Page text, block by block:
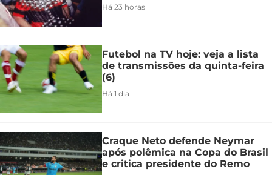
Há 23 horas
Futebol na TV hoje: veja a lista
de transmissões da quinta-feira
(6)
Há 1 dia
Craque Neto defende Neymar
após polêmica na Copa do Brasil
e critica presidente do Remo